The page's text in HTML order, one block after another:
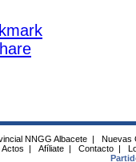
NNGG Albacete |
Nuevas
Actos | Afíliate | Contacto |